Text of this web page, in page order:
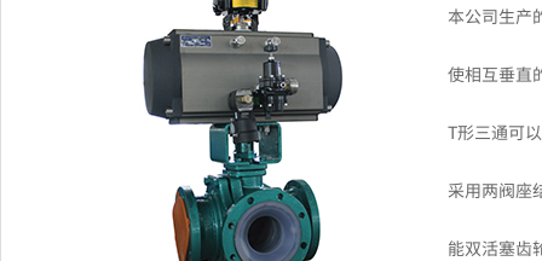
本公司生
使相互垂直
T形三通可
采用两阀座
能双活塞齿